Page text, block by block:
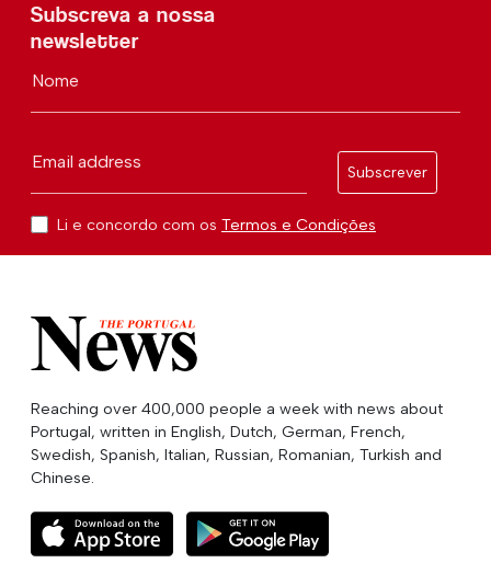
Subscreva a nossa
newsletter
Nome
Email address
Subscrever
Li e concordo com os Termos e Condições
Reaching over 400,000 people a week with news about
Portugal, written in English, Dutch, German, French,
Swedish, Spanish, Italian, Russian, Romanian, Turkish and
Chinese.